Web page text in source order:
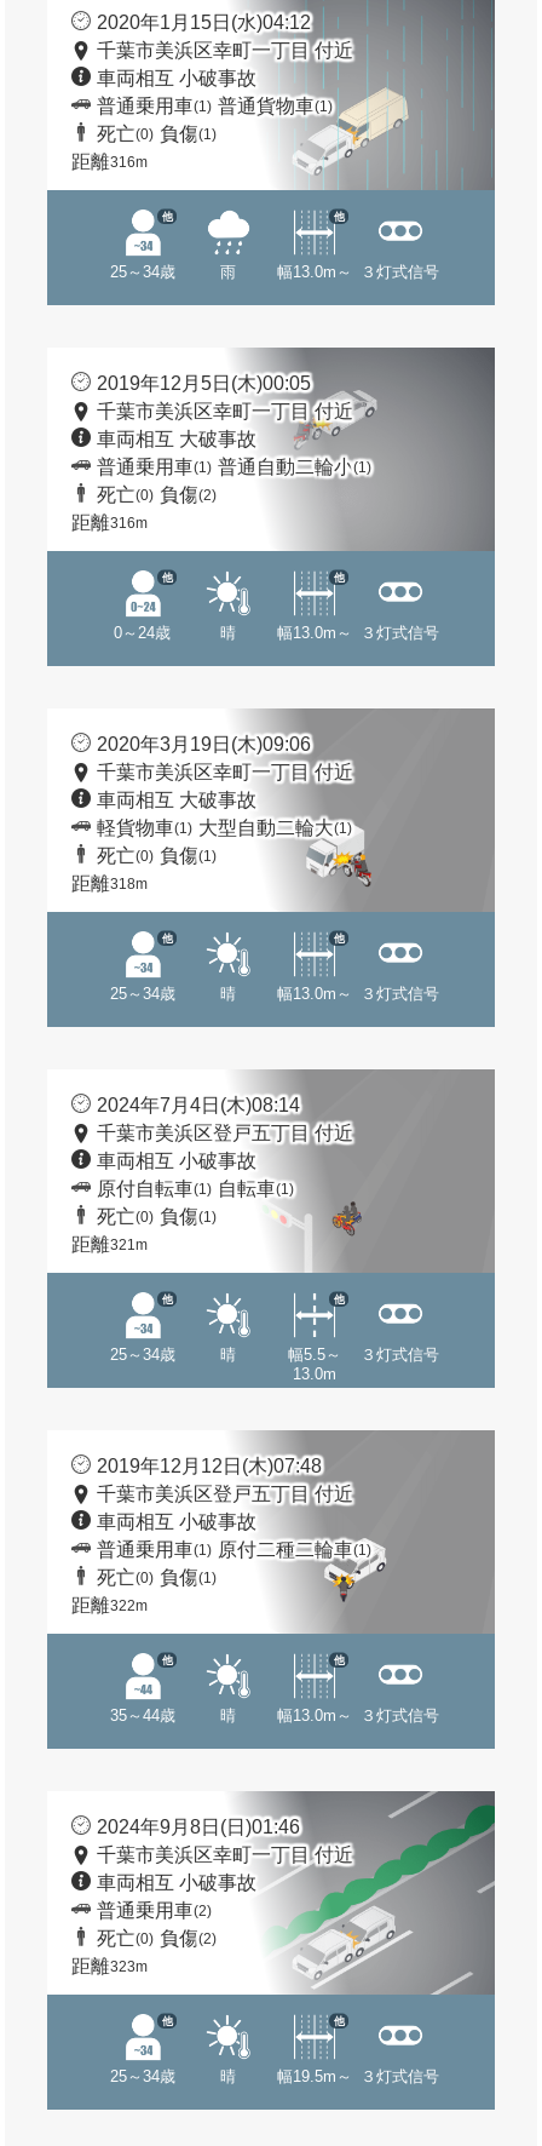
2020年1月15日(水)04:12
千葉市美浜区幸町一丁目 付近
車両相互 小破事故
普通乗用車(1) 普通貨物車(1)
死亡(0) 負傷(1)
距離316m
25～34歳
他
雨 幅13.0m～
他
３灯式信号
2019年12月5日(木)00:05
千葉市美浜区幸町一丁目 付近
車両相互 大破事故
普通乗用車(1) 普通自動二輪小(1)
死亡(0) 負傷(2)
距離316m
0～24歳
他
晴 幅13.0m～
他
３灯式信号
2020年3月19日(木)09:06
千葉市美浜区幸町一丁目 付近
車両相互 大破事故
軽貨物車(1) 大型自動二輪大(1)
死亡(0) 負傷(1)
距離318m
25～34歳
他
晴 幅13.0m～
他
３灯式信号
2024年7月4日(木)08:14
千葉市美浜区登戸五丁目 付近
車両相互 小破事故
原付自転車(1) 自転車(1)
死亡(0) 負傷(1)
距離321m
25～34歳
他
晴
幅5.5～
13.0m
他
３灯式信号
2019年12月12日(木)07:48
千葉市美浜区登戸五丁目 付近
車両相互 小破事故
普通乗用車(1) 原付二種二輪車(1)
死亡(0) 負傷(1)
距離322m
35～44歳
他
晴 幅13.0m～
他
３灯式信号
2024年9月8日(日)01:46
千葉市美浜区幸町一丁目 付近
車両相互 小破事故
普通乗用車(2)
死亡(0) 負傷(2)
距離323m
25～34歳
他
晴 幅19.5m～
他
３灯式信号